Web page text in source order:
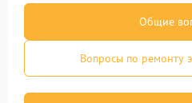
Общие
Вопросы по ремонту